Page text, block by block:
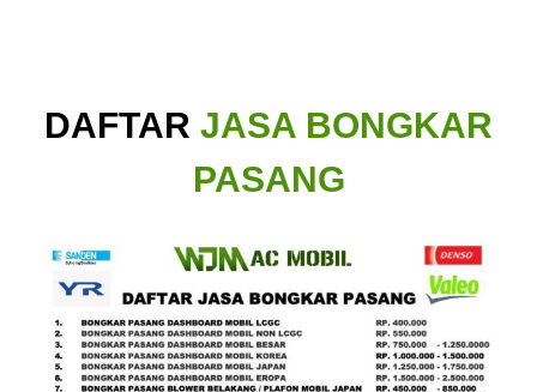
DAFTAR JASA BONGKAR
PASANG